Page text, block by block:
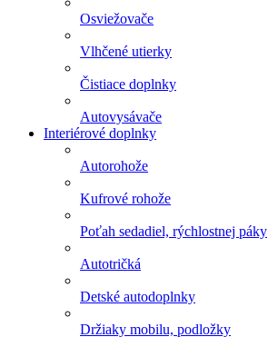
Osviežovače
Vlhčené utierky
Čistiace doplnky
Autovysávače
Interiérové doplnky
Autorohože
Kufrové rohože
Poťah sedadiel, rýchlostnej páky
Autotričká
Detské autodoplnky
Držiaky mobilu, podložky